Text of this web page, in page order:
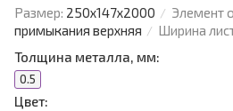
Размер: 250х147х2000 Элемент
примыкания верхняя
Ширина
Толщина металла, мм:
0.5
Цвет: